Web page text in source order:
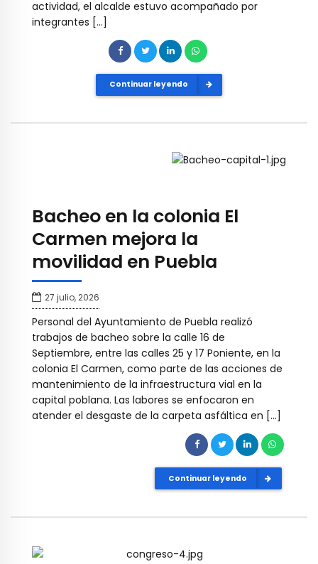
actividad, el alcalde estuvo acompañado por
integrantes […]
Continuar leyendo
Bacheo en la colonia El
Carmen mejora la
movilidad en Puebla
27 julio, 2026
Personal del Ayuntamiento de Puebla realizó
trabajos de bacheo sobre la calle 16 de
Septiembre, entre las calles 25 y 17 Poniente, en la
colonia El Carmen, como parte de las acciones de
mantenimiento de la infraestructura vial en la
capital poblana. Las labores se enfocaron en
atender el desgaste de la carpeta asfáltica en […]
Continuar leyendo